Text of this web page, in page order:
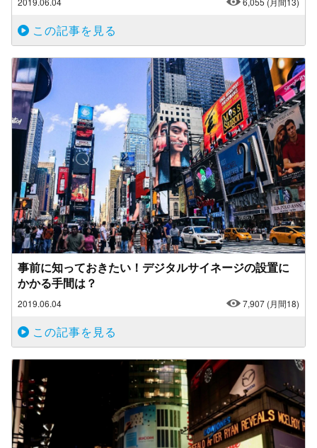
この記事を見る
事前に知っておきたい！デジタルサイネージの設置に
かかる手間は？
2019.06.04 7,907 (月間18)
この記事を見る